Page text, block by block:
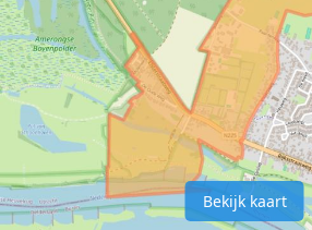
Bekijk kaart